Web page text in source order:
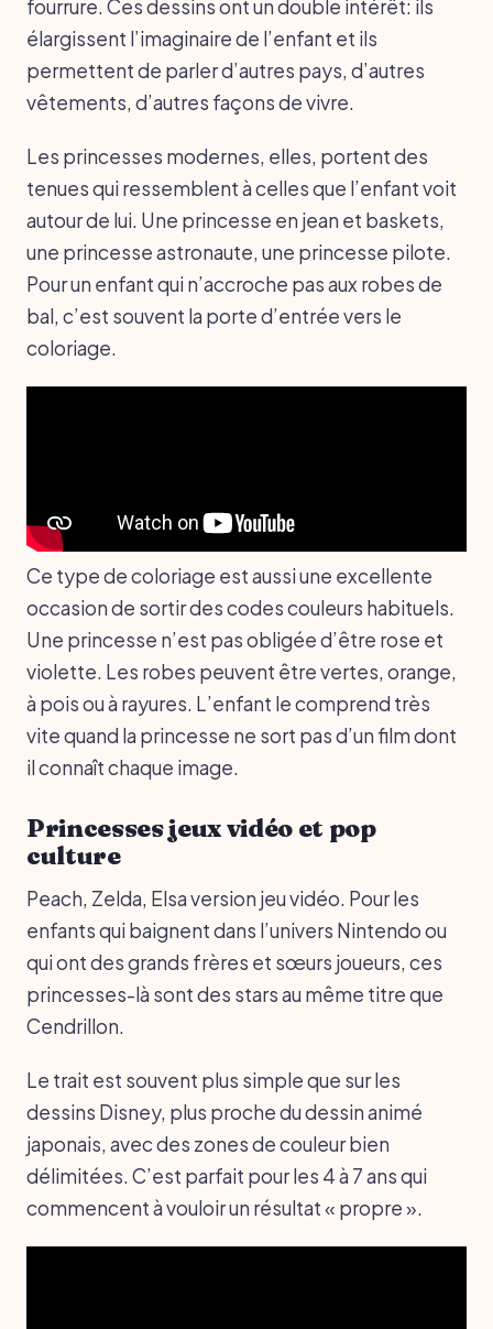
fourrure. Ces dessins ont un double intérêt: ils
élargissent l’imaginaire de l’enfant et ils
permettent de parler d’autres pays, d’autres
vêtements, d’autres façons de vivre.
Les princesses modernes, elles, portent des
tenues qui ressemblent à celles que l’enfant voit
autour de lui. Une princesse en jean et baskets,
une princesse astronaute, une princesse pilote.
Pour un enfant qui n’accroche pas aux robes de
bal, c’est souvent la porte d’entrée vers le
coloriage.
Ce type de coloriage est aussi une excellente
occasion de sortir des codes couleurs habituels.
Une princesse n’est pas obligée d’être rose et
violette. Les robes peuvent être vertes, orange,
à pois ou à rayures. L’enfant le comprend très
vite quand la princesse ne sort pas d’un film dont
il connaît chaque image.
Princesses jeux vidéo et pop
culture
Peach, Zelda, Elsa version jeu vidéo. Pour les
enfants qui baignent dans l’univers Nintendo ou
qui ont des grands frères et sœurs joueurs, ces
princesses-là sont des stars au même titre que
Cendrillon.
Le trait est souvent plus simple que sur les
dessins Disney, plus proche du dessin animé
japonais, avec des zones de couleur bien
délimitées. C’est parfait pour les 4 à 7 ans qui
commencent à vouloir un résultat « propre ».